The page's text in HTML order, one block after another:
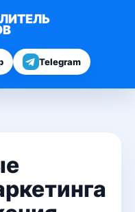
Telegram